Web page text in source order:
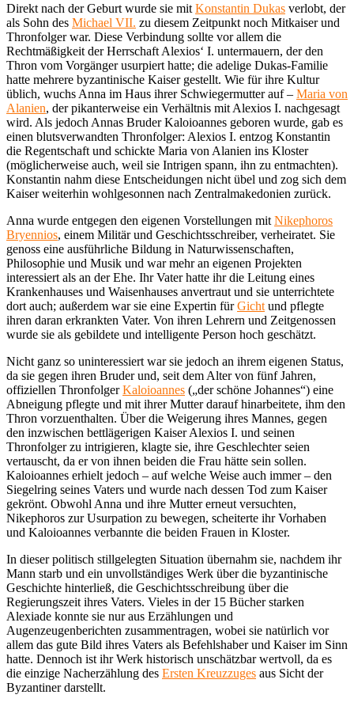
Direkt nach der Geburt wurde sie mit Konstantin Dukas verlobt, der
als Sohn des Michael VII. zu diesem Zeitpunkt noch Mitkaiser und
Thronfolger war. Diese Verbindung sollte vor allem die
Rechtmäßigkeit der Herrschaft Alexios‘ I. untermauern, der den
Thron vom Vorgänger usurpiert hatte; die adelige Dukas-Familie
hatte mehrere byzantinische Kaiser gestellt. Wie für ihre Kultur
üblich, wuchs Anna im Haus ihrer Schwiegermutter auf – Maria von
Alanien, der pikanterweise ein Verhältnis mit Alexios I. nachgesagt
wird. Als jedoch Annas Bruder Kaloioannes geboren wurde, gab es
einen blutsverwandten Thronfolger: Alexios I. entzog Konstantin
die Regentschaft und schickte Maria von Alanien ins Kloster
(möglicherweise auch, weil sie Intrigen spann, ihn zu entmachten).
Konstantin nahm diese Entscheidungen nicht übel und zog sich dem
Kaiser weiterhin wohlgesonnen nach Zentralmakedonien zurück.
Anna wurde entgegen den eigenen Vorstellungen mit Nikephoros
Bryennios, einem Militär und Geschichtsschreiber, verheiratet. Sie
genoss eine ausführliche Bildung in Naturwissenschaften,
Philosophie und Musik und war mehr an eigenen Projekten
interessiert als an der Ehe. Ihr Vater hatte ihr die Leitung eines
Krankenhauses und Waisenhauses anvertraut und sie unterrichtete
dort auch; außerdem war sie eine Expertin fürGicht und pflegte
ihren daran erkrankten Vater. Von ihren Lehrern und Zeitgenossen
wurde sie als gebildete und intelligente Person hoch geschätzt.
Nicht ganz so uninteressiert war sie jedoch an ihrem eigenen Status,
da sie gegen ihren Bruder und, seit dem Alter von fünf Jahren,
offiziellen ThronfolgerKaloioannes („der schöne Johannes“) eine
Abneigung pflegte und mit ihrer Mutter darauf hinarbeitete, ihm den
Thron vorzuenthalten. Über die Weigerung ihres Mannes, gegen
den inzwischen bettlägerigen Kaiser Alexios I. und seinen
Thronfolger zu intrigieren, klagte sie, ihre Geschlechter seien
vertauscht, da er von ihnen beiden die Frau hätte sein sollen.
Kaloioannes erhielt jedoch – auf welche Weise auch immer – den
Siegelring seines Vaters und wurde nach dessen Tod zum Kaiser
gekrönt. Obwohl Anna und ihre Mutter erneut versuchten,
Nikephoros zur Usurpation zu bewegen, scheiterte ihr Vorhaben
und Kaloioannes verbannte die beiden Frauen in Kloster.
In dieser politisch stillgelegten Situation übernahm sie, nachdem ihr
Mann starb und ein unvollständiges Werk über die byzantinische
Geschichte hinterließ, die Geschichtsschreibung über die
Regierungszeit ihres Vaters. Vieles in der 15 Bücher starken
Alexiade konnte sie nur aus Erzählungen und
Augenzeugenberichten zusammentragen, wobei sie natürlich vor
allem das gute Bild ihres Vaters als Befehlshaber und Kaiser im Sinn
hatte. Dennoch ist ihr Werk historisch unschätzbar wertvoll, da es
die einzige Nacherzählung des Ersten Kreuzzuges aus Sicht der
Byzantiner darstellt.